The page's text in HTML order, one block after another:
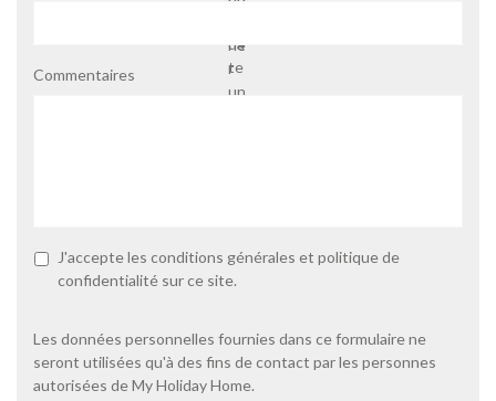
Commentaires
P
t
q
u
J'accepte les conditions générales et politique de
confidentialité sur ce site.
Les données personnelles fournies dans ce formulaire ne
seront utilisées qu'à des fins de contact par les personnes
autorisées de My Holiday Home.